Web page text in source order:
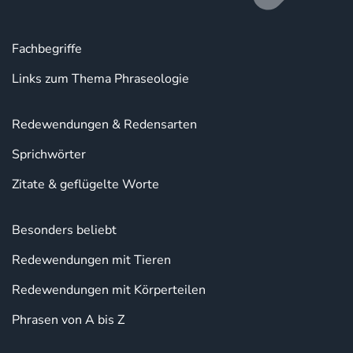
Fachbegriffe
Links zum Thema Phraseologie
Redewendungen & Redensarten
Sprichwörter
Zitate & geflügelte Worte
Besonders beliebt
Redewendungen mit Tieren
Redewendungen mit Körperteilen
Phrasen von A bis Z